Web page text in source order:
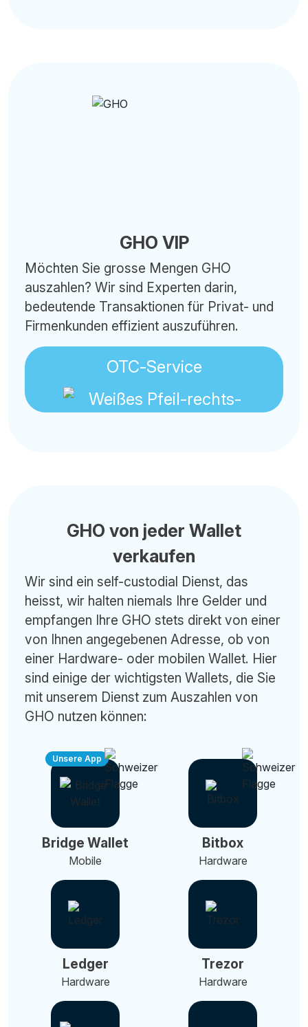
GHO VIP
Möchten Sie grosse Mengen GHO
auszahlen? Wir sind Experten darin,
bedeutende Transaktionen für Privat- und
Firmenkunden effizient auszuführen.
OTC-Service
GHO von jeder Wallet
verkaufen
Wir sind ein self-custodial Dienst, das
heisst, wir halten niemals Ihre Gelder und
empfangen Ihre GHO stets direkt von einer
von Ihnen angegebenen Adresse, ob von
einer Hardware- oder mobilen Wallet. Hier
sind einige der wichtigsten Wallets, die Sie
mit unserem Dienst zum Auszahlen von
GHO nutzen können:
Unsere App
Bridge Wallet
Mobile
Bitbox
Hardware
Ledger
Hardware
Trezor
Hardware